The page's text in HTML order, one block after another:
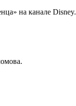
на канале Disney.